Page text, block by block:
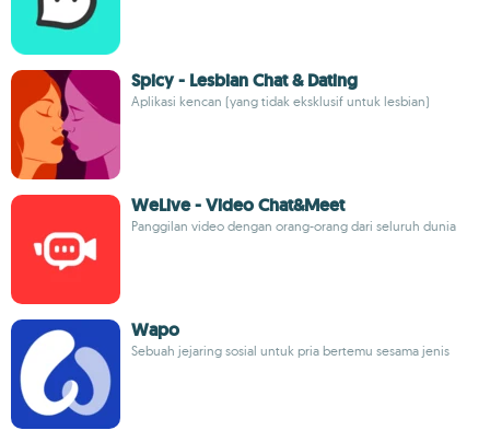
Spicy - Lesbian Chat & Dating
Aplikasi kencan (yang tidak eksklusif untuk lesbian)
WeLive - Video Chat&Meet
Panggilan video dengan orang-orang dari seluruh dunia
Wapo
Sebuah jejaring sosial untuk pria bertemu sesama jenis